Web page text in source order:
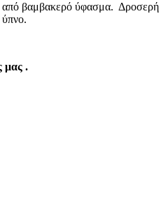
από βαμβακερό ύφασμα. Δροσερή
ύπνο.
μας .